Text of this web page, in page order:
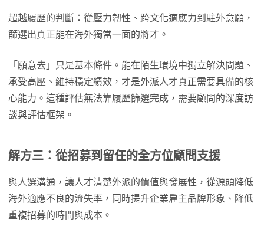
超越履歷的判斷：從壓力韌性、跨文化適應力到駐外意願，
篩選出真正能在海外獨當一面的將才。
「願意去」只是基本條件。能在陌生環境中獨立解決問題、
承受高壓、維持穩定績效，才是外派人才真正需要具備的核
心能力。這種評估無法靠履歷篩選完成，需要顧問的深度訪
談與評估框架。
解方三：從招募到留任的全方位顧問支援
與人選溝通，讓人才清楚外派的價值與發展性，從源頭降低
海外適應不良的流失率，同時提升企業雇主品牌形象、降低
重複招募的時間與成本。